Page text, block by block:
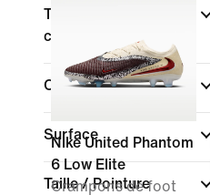
Type de coupe des
chaussures
Collections
Surface
Taille / Pointure
Nike United Phantom
6 Low Elite
Crampons de foot